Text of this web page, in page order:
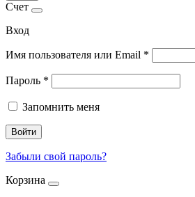
Счет
Вход
Имя пользователя или Email *
Пароль *
Запомнить меня
Войти
Забыли свой пароль?
Корзина